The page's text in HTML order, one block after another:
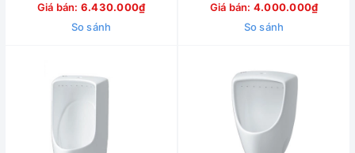
Giá bán: 6.430.000₫
So sánh
Giá bán: 4.000.000₫
So sánh